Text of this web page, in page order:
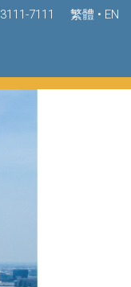
3111-7111 繁體 • EN